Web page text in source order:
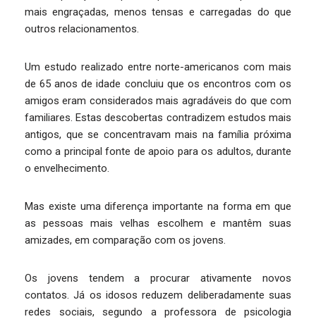
mais engraçadas, menos tensas e carregadas do que
outros relacionamentos.
Um estudo realizado entre norte-americanos com mais
de 65 anos de idade concluiu que os encontros com os
amigos eram considerados mais agradáveis do que com
familiares. Estas descobertas contradizem estudos mais
antigos, que se concentravam mais na família próxima
como a principal fonte de apoio para os adultos, durante
o envelhecimento.
Mas existe uma diferença importante na forma em que
as pessoas mais velhas escolhem e mantêm suas
amizades, em comparação com os jovens.
Os jovens tendem a procurar ativamente novos
contatos. Já os idosos reduzem deliberadamente suas
redes sociais, segundo a professora de psicologia